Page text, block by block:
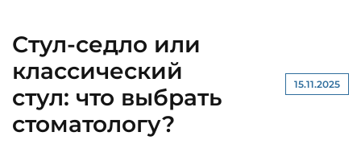
Стул-седло или
классический
стул: что выбрать
стоматологу?
15.11.2025